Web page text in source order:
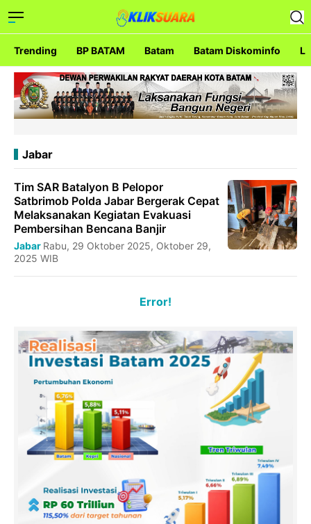
Trending BP BATAM Batam Batam Diskominfo
Jabar
Tim SAR Batalyon B Pelopor
Satbrimob Polda Jabar Bergerak Cepat
Melaksanakan Kegiatan Evakuasi
Pembersihan Bencana Banjir
Jabar Rabu, 29 Oktober 2025, Oktober 29,
2025 WIB
Error!